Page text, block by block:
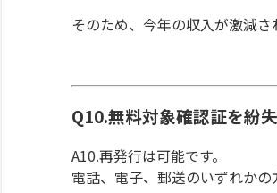
そのため、今年の収入が激減
Q10.無料対象確認証を紛
A10.再発行は可能です。
電話、電子、郵送のいずれか